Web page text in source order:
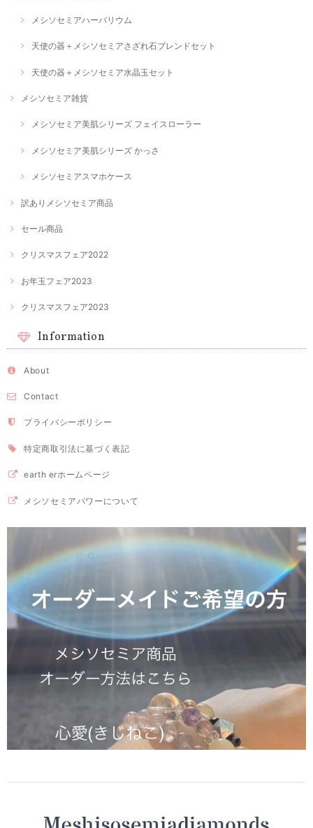
メシソセミアハーバリウム
天使の器＋メシソセミアさざれ石ブレンドセット
天使の器＋メシソセミア水晶玉セット
メシソセミア雑貨
メシソセミア美肌シリーズ フェイスローラー
メシソセミア美肌シリーズ かっさ
メシソセミアスマホケース
訳ありメシソセミア商品
セール商品
クリスマスフェア2022
お年玉フェア2023
クリスマスフェア2023
Information
About
Contact
プライバシーポリシー
特定商取引法に基づく表記
earth erホームページ
メシソセミアパワーについて